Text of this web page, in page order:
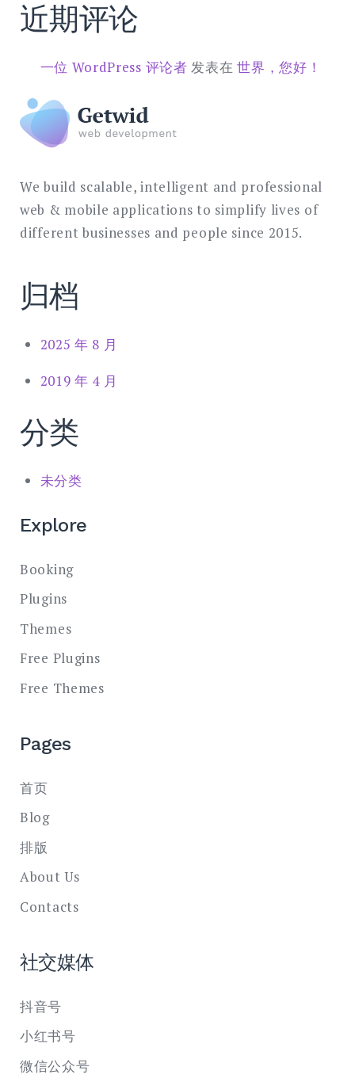
近期评论
一位 WordPress 评论者 发表在世界，您好！
We build scalable, intelligent and professional
web & mobile applications to simplify lives of
different businesses and people since 2015.
归档
2025 年 8 月
2019 年 4 月
分类
未分类
Explore
Booking
Plugins
Themes
Free Plugins
Free Themes
Pages
首页
Blog
排版
About Us
Contacts
社交媒体
抖音号
小红书号
微信公众号